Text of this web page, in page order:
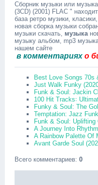
Сборник музыки или
(3CD) (2001) FLAC "
база ретро музики,
новая сборка музыки
музыки скачать, музыка
музыку альбом, mp3
нашем сайте
комментарияхо
Best Love Songs 70s
Just Walk Funky
Funk & Soul: Jackin
100 Hit Tracks꞉
Funky & Soul: The
Temptation: Jazz
Funk & Soul: Uplifting
A Journey Into
A Rainbow Palette Of
Avant Garde Soul
Всего комментариев: 0